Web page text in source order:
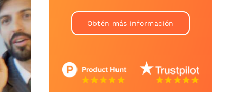
Obtén más información